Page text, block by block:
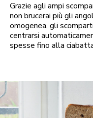
Grazie agli ampi
non brucerai più gli
omogenea, gli
centrarsi
spesse fino alla